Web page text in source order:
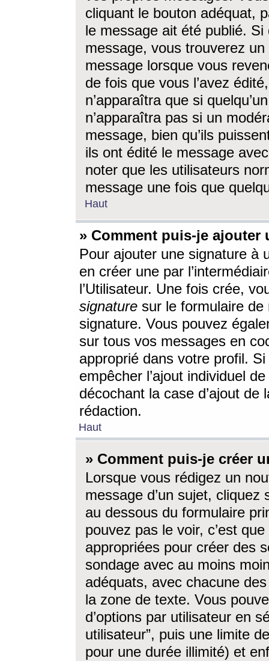
cliquant le bouton adéquat,
le message ait été publié. Si
message, vous trouverez
message lorsque vous
de fois que vous l’avez
n’apparaîtra que si
n’apparaîtra pas si un
message, bien qu’ils
ils ont édité le message
noter que les utilisateurs
message une fois que
Haut
» Comment puis-je ajouter
Pour ajouter une signature à
en créer une par
l’Utilisateur. Une fois crée,
signature sur le formulaire de
signature. Vous pouvez
sur tous vos messages en
approprié dans votre profil.
empêcher l’ajout individuel
décochant la case d’ajout
rédaction.
Haut
» Comment puis-je créer
Lorsque vous rédigez un
message d’un sujet, cliquez
au dessous du formulaire
pouvez pas le voir, c’est
appropriées pour créer des
sondage avec au moins
adéquats, avec chacune
la zone de texte. Vous
d’options par utilisateur en
utilisateur”, puis une limite
pour une durée illimité) et